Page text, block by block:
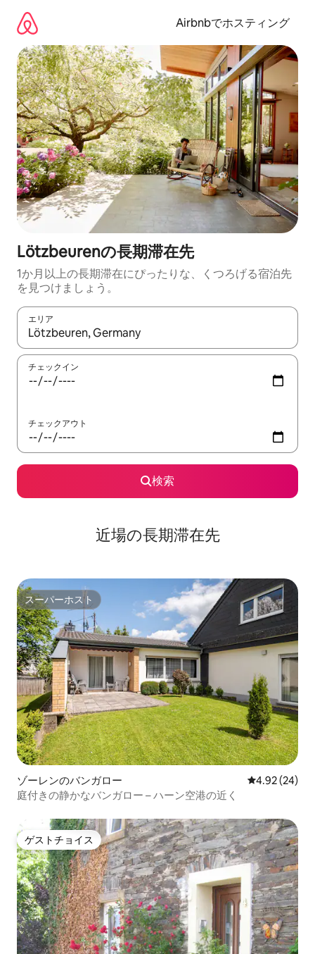
Airbnbでホスティング
Lötzbeurenの長期滞在先
1か月以上の長期滞在にぴったりな、くつろげる宿泊先
を見つけましょう。
エリア
検索結果が表示されたら、上下の矢印キーを使って移動するか
チェックイン
チェックアウト
検索
近場の長期滞在先
スーパーホスト
スーパーホスト
ゾーレンのバンガロー レビュー24
4.92 (24)
庭付きの静かなバンガロー – ハーン空港の近く
ゲストチョイス
ゲストチョイス